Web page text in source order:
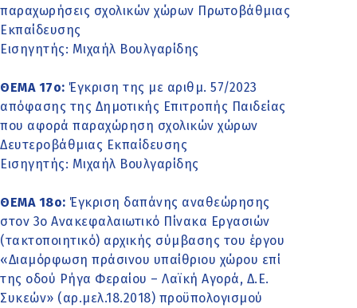
παραχωρήσεις σχολικών χώρων Πρωτοβάθμιας
Εκπαίδευσης
Εισηγητής: Μιχαήλ Βουλγαρίδης
ΘΕΜΑ 17o: Έγκριση της με αριθμ. 57/2023
απόφασης της Δημοτικής Επιτροπής Παιδείας
που αφορά παραχώρηση σχολικών χώρων
Δευτεροβάθμιας Εκπαίδευσης
Εισηγητής: Μιχαήλ Βουλγαρίδης
ΘΕΜΑ 18o: Έγκριση δαπάνης αναθεώρησης
στον 3ο Ανακεφαλαιωτικό Πίνακα Εργασιών
(τακτοποιητικό) αρχικής σύμβασης του έργου
«Διαμόρφωση πράσινου υπαίθριου χώρου επί
της οδού Ρήγα Φεραίου – Λαϊκή Αγορά, Δ.Ε.
Συκεών» (αρ.μελ.18.2018) προϋπολογισμού